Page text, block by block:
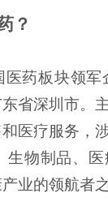
？
医药板块领
省深圳市。
医疗服务，
生物制品、
业的领航者之